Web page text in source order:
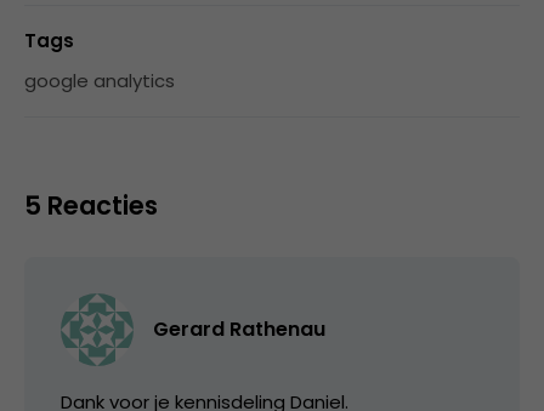
Tags
google analytics
5 Reacties
Gerard Rathenau
Dank voor je kennisdeling Daniel.